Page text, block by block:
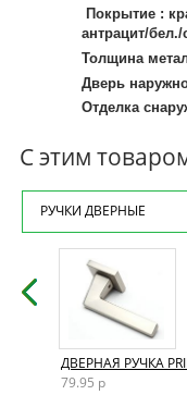
Покрытие :
антрацит/
Толщина
Дверь
Отделка
Отделка
цвет
(цвет на
Наполнение:
плита
Особенность
конструкции
(2
на
легированным
С этим
РУЧКИ ДВЕРНЫЕ
ДВЕРНАЯ РУЧКА
79.95 р